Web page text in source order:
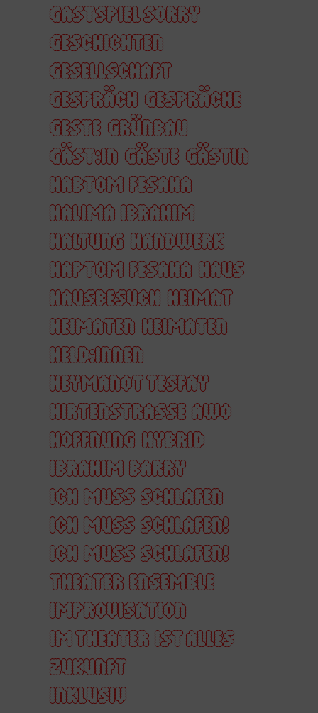
GASTSPIEL SORRY
GESCHICHTEN
GESELLSCHAFT
GESPRÄCH GESPRÄCHE
GESTE GRÜNBAU
GÄST:IN GÄSTE GÄSTIN
HABTOM FESAHA
HALIMA IBRAHIM
HALTUNG HANDWERK
HAPTOM FESAHA HAUS
HAUSBESUCH HEIMAT
HEIMATEN HEIMATEN
HELD:INNEN
HEYMANOT TESFAY
HIRTENSTRASSE AWO
HOFFNUNG HYBRID
IBRAHIM BARRY
ICH MUSS SCHLAFEN
ICH MUSS SCHLAFEN!
ICH MUSS SCHLAFEN!
THEATER ENSEMBLE
IMPROVISATION
IM THEATER IST ALLES
ZUKUNFT
INKLUSIV